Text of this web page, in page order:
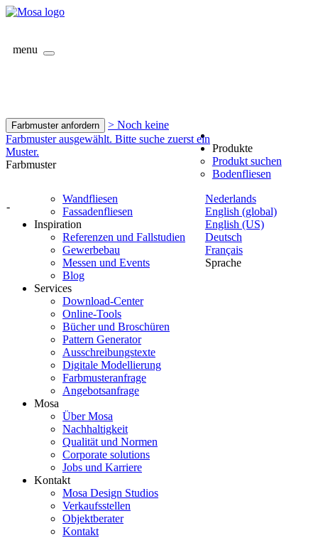
menu
Farbmuster anfordern
> Noch keine
Farbmuster ausgewählt. Bitte suche zuerst ein
Muster.
Farbmuster
-
Nederlands
English (global)
English (US)
Deutsch
Français
Sprache
Produkte
Produkt suchen
Bodenfliesen
Wandfliesen
Fassadenfliesen
Inspiration
Referenzen und Fallstudien
Gewerbebau
Messen und Events
Blog
Services
Download-Center
Online-Tools
Bücher und Broschüren
Pattern Generator
Ausschreibungstexte
Digitale Modellierung
Farbmusteranfrage
Angebotsanfrage
Mosa
Über Mosa
Nachhaltigkeit
Qualität und Normen
Corporate solutions
Jobs und Karriere
Kontakt
Mosa Design Studios
Verkaufsstellen
Objektberater
Kontakt